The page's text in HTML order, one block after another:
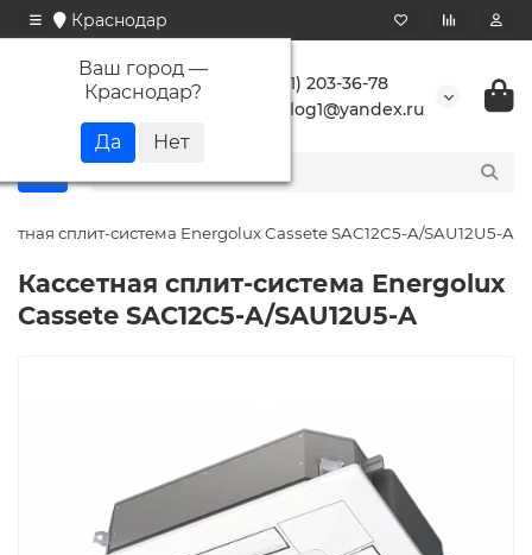
Краснодар
Ваш город —
Краснодар?
+7 (861) 203-36-78
buranlog1@yandex.ru
сплит-система Energolux Cassete SAC12С5-A/SAU12U5-A
Кассетная сплит-система Energolux
Cassete SAC12С5-A/SAU12U5-A